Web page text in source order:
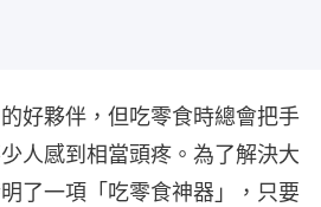
好夥伴，但吃零食時總會把手
人感到相當頭疼。為了解決大
了一項「吃零食神器」，只要